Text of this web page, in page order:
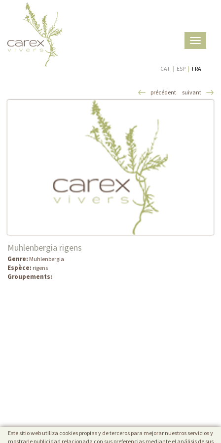
Toggle
CAT | ESP | FRA
précédent suivant
Muhlenbergia rigens
Genre: Muhlenbergia
Espèce: rigens
Groupements:
Este sitio web utiliza cookies propias y de terceros para mejorar nuestros servicios y
mostrarle publicidad relacionada con sus preferencias mediante el análisis de sus